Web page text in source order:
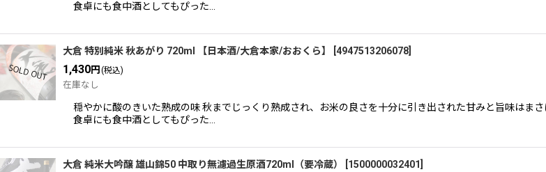
食卓にも食中酒としてもぴった…
大倉 特別純米 秋あがり 720ml 【日本酒/大倉本家/おおくら】 4947513206078
1,430円 (税込)
在庫なし
穏やかに酸のきいた熟成の味 秋までじっくり熟成され、お米の良さを十分に引き出された甘みと旨味はま
食卓にも食中酒としてもぴった…
大倉 純米大吟醸 雄山錦50 中取り無濾過生原酒720ml（要冷蔵） 1500000032401